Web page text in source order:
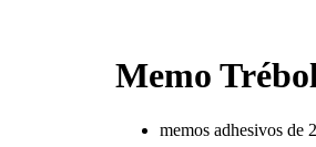
Memo
memos adhesivos de